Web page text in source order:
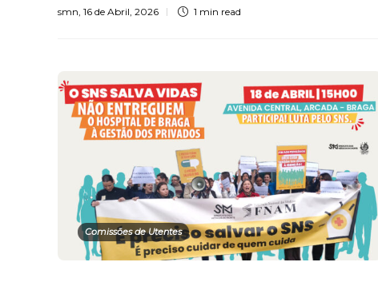
smn, 16 de Abril, 2026 1 min read
Comissões de Utentes